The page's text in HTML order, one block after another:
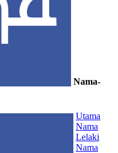
Nama-
Utama
Nama
Lelaki
Nama